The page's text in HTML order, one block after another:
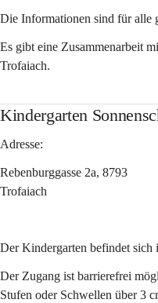
Die Informationen sind für alle
Es gibt eine Zusammenarbeit
Trofaiach.
Kindergarten
Adresse:
Rebenburggasse 2a, 8793
Trofaiach
Der Kindergarten befindet sich
Der Zugang ist barrierefrei
Stufen oder Schwellen über 3